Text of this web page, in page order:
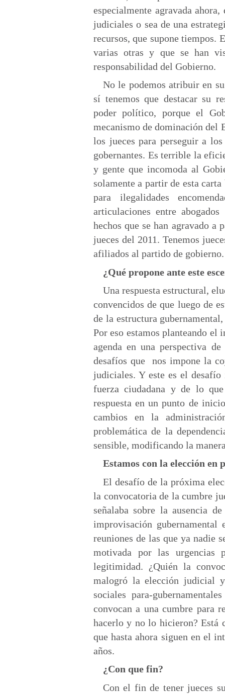
especialmente agravada
judiciales o sea de una
recursos, que supone tiempos.
varias otras y que se han
responsabilidad del Gobierno.
No le podemos atribuir en
sí tenemos que destacar su
poder político, porque el
mecanismo de dominación del
los jueces para perseguir a
gobernantes. Es terrible la
y gente que incomoda al
solamente a partir de esta
para ilegalidades
articulaciones entre
hechos que se han agravado
jueces del 2011. Tenemos
afiliados al partido de gobierno.
¿Qué propone ante este
Una respuesta estructural,
convencidos de que luego de
de la estructura
Por eso estamos planteando
agenda en una perspectiva
desafíos que nos impone la
judiciales. Y este es el
fuerza ciudadana y de lo
respuesta en un punto de
cambios en la
problemática de la
sensible, modificando la
Estamos con la elección en
El desafío de la próxima
la convocatoria de la cumbre
señalaba sobre la ausencia
improvisación gubernamental
reuniones de las que ya nadie
motivada por las urgencias
legitimidad. ¿Quién la
malogró la elección judicial
sociales para-
convocan a una cumbre para
hacerlo y no lo hicieron? Está
que hasta ahora siguen en el
años.
¿Con que fin?
Con el fin de tener jueces